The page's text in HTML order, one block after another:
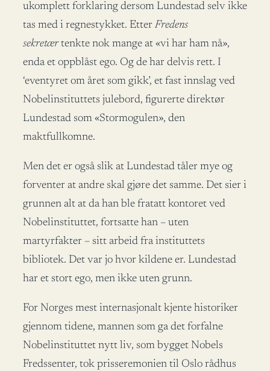
ukomplett forklaring dersom Lundestad selv ikke
tas med i regnestykket. EtterFredens
sekretærtenkte nok mange at «vi har ham nå»,
enda et oppblåst ego. Og de har delvis rett. I
‘eventyret om året som gikk’, et fast innslag ved
Nobelinstituttets julebord, figurerte direktør
Lundestad som «Stormogulen», den
maktfullkomne.
Men det er også slik at Lundestad tåler mye og
forventer at andre skal gjøre det samme. Det sier i
grunnen alt at da han ble fratatt kontoret ved
Nobelinstituttet, fortsatte han – uten
martyrfakter – sitt arbeid fra instituttets
bibliotek. Det var jo hvor kildene er. Lundestad
har et stort ego, men ikke uten grunn.
For Norges mest internasjonalt kjente historiker
gjennom tidene, mannen som ga det forfalne
Nobelinstituttet nytt liv, som bygget Nobels
Fredssenter, tok prisseremonien til Oslo rådhus